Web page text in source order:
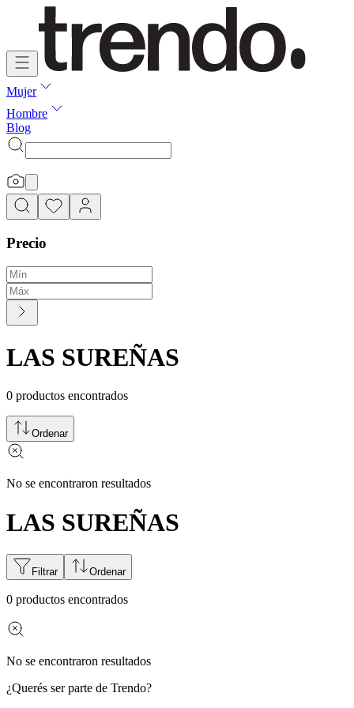
Mujer
Hombre
Blog
Precio
LAS SUREÑAS
0 productos encontrados
Ordenar
No se encontraron resultados
LAS SUREÑAS
Filtrar Ordenar
0 productos encontrados
No se encontraron resultados
¿Querés ser parte de Trendo?